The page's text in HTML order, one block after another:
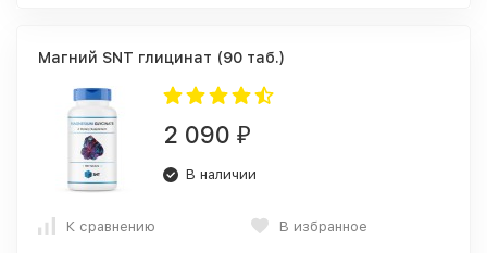
Магний SNT глицинат (90 таб.)
2 090 ₽
В наличии
К сравнению В избранное